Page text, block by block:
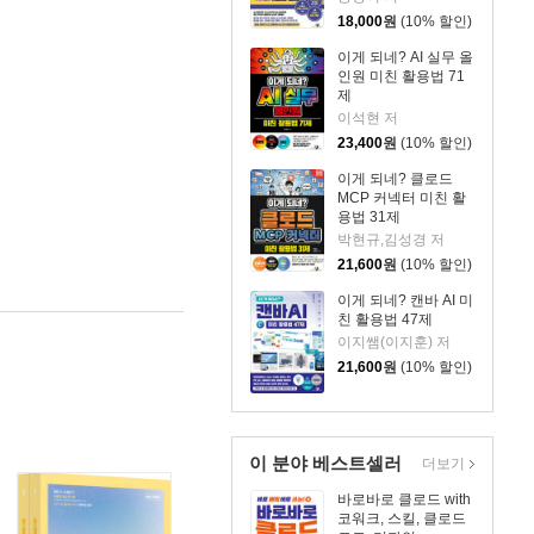
18,000원 (10% 할인)
이게 되네? AI 실무 올
인원 미친 활용법 71
제
이석현 저
23,400원 (10% 할인)
이게 되네? 클로드
MCP 커넥터 미친 활
용법 31제
박현규,김성경 저
21,600원 (10% 할인)
이게 되네? 캔바 AI 미
친 활용법 47제
이지쌤(이지훈) 저
21,600원 (10% 할인)
이 분야 베스트셀러
바로바로 클로드 with
코워크, 스킬, 클로드
더보기